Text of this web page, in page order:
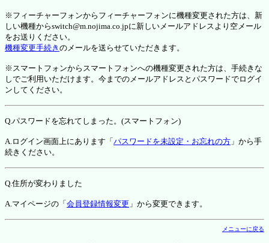
※フィーチャーフォンからフィーチャーフォンに機種変更された方は、新
しい機種からswitch@m.nojima.co.jpに新しいメールアドレスより空メール
をお送りください。
機種変更手続き のメールを送らせていただきます。
※スマートフォンからスマートフォンへの機種変更された方は、手続きな
しでご利用いただけます。今までのメールアドレスとパスワードでログイ
ンしてください。
Q.パスワードを忘れてしまった。(スマートフォン)
A.ログイン画面上にあります「 パスワードを未設定・お忘れの方 」から手
続きください。
Q.住所が変わりました
A.マイページの「 会員登録情報変更 」から変更できます。
メニューに戻る